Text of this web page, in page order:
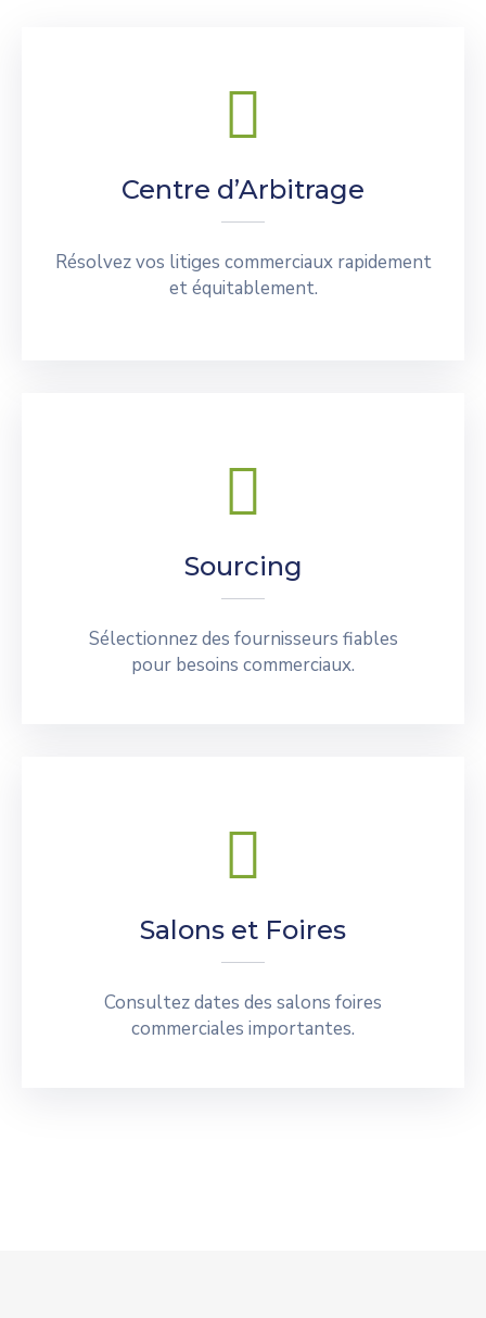
Centre d’Arbitrage
Résolvez vos litiges commerciaux rapidement
et équitablement.
Sourcing
Sélectionnez des fournisseurs fiables
pour besoins commerciaux.
Salons et Foires
Consultez dates des salons foires
commerciales importantes.